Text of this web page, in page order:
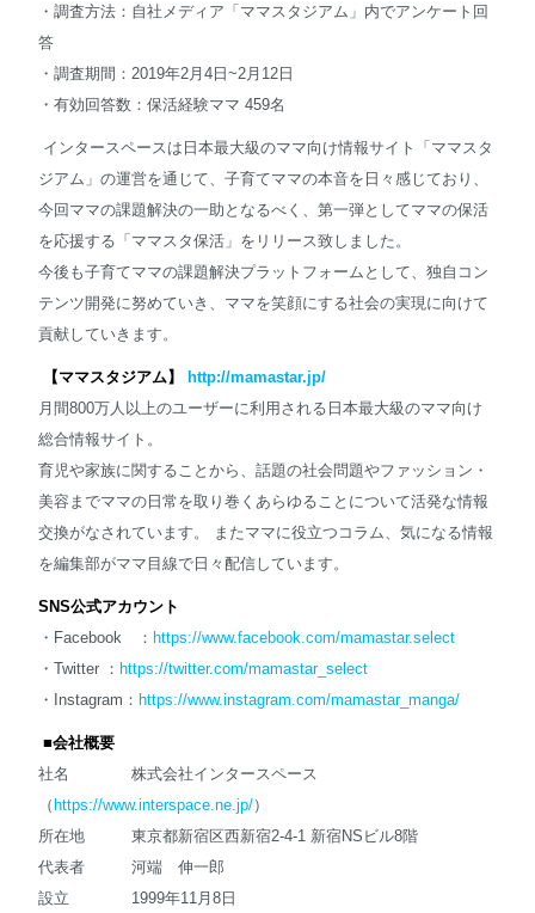
・調査方法：自社メディア「ママスタジアム」内でアンケート回
答
・調査期間：2019年2月4日~2月12日
・有効回答数：保活経験ママ 459名
インタースペースは日本最大級のママ向け情報サイト「ママスタ
ジアム」の運営を通じて、子育てママの本音を日々感じており、
今回ママの課題解決の一助となるべく、第一弾としてママの保活
を応援する「ママスタ保活」をリリース致しました。
今後も子育てママの課題解決プラットフォームとして、独自コン
テンツ開発に努めていき、ママを笑顔にする社会の実現に向けて
貢献していきます。
【ママスタジアム】 http://mamastar.jp/
月間800万人以上のユーザーに利用される日本最大級のママ向け
総合情報サイト。
育児や家族に関することから、話題の社会問題やファッション・
美容までママの日常を取り巻くあらゆることについて活発な情報
交換がなされています。 またママに役立つコラム、気になる情報
を編集部がママ目線で日々配信しています。
SNS公式アカウント
・Facebook ： https://www.facebook.com/mamastar.select
・Twitter ： https://twitter.com/mamastar_select
・Instagram： https://www.instagram.com/mamastar_manga/
■会社概要
社名 株式会社インタースペース
（https://www.interspace.ne.jp/）
所在地 東京都新宿区西新宿2-4-1 新宿NSビル8階
代表者 河端 伸一郎
設立 1999年11月8日